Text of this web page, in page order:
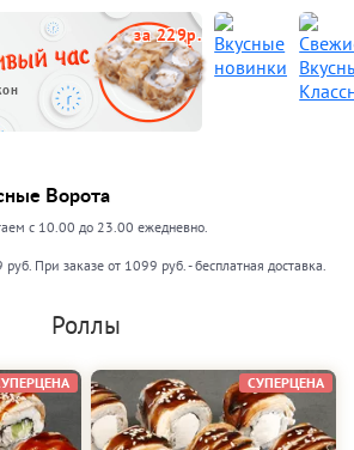
за 229р.
Ворота
с 10.00 до 23.00 ежедневно.
При заказе от 1099 руб. - бесплатная доставка.
Роллы
СУПЕРЦЕНА